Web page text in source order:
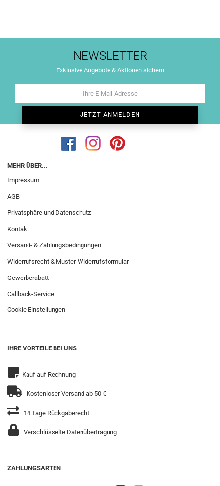
NEWSLETTER
Exklusive Angebote & Aktionen sichern
MEHR ÜBER...
Impressum
AGB
Privatsphäre und Datenschutz
Kontakt
Versand- & Zahlungsbedingungen
Widerrufsrecht & Muster-Widerrufsformular
Gewerberabatt
Callback-Service.
Cookie Einstellungen
IHRE VORTEILE BEI UNS
Kauf auf Rechnung
Kostenloser Versand ab 50 €
14 Tage Rückgaberecht
Verschlüsselte Datenübertragung
ZAHLUNGSARTEN